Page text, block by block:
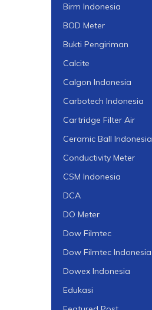
Birm Indonesia
BOD Meter
Bukti Pengiriman
Calcite
Calgon Indonesia
Carbotech Indonesia
Cartridge Filter Air
Ceramic Ball Indonesia
Conductivity Meter
CSM Indonesia
DCA
DO Meter
Dow Filmtec
Dow Filmtec Indonesia
Dowex Indonesia
Edukasi